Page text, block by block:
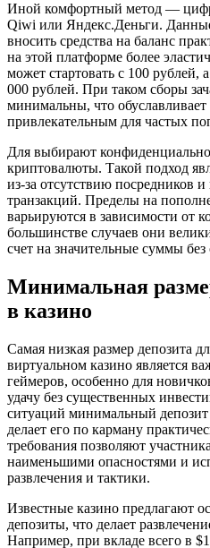
Иной комфортный метод —
Qiwi или Яндекс.Деньги.
вносить средства на баланс
на этой платформе более
может стартовать с 100 рублей,
000 рублей. При таком сборы
минимальны, что обуславливает
привлекательным для частых
Для выбирают
криптовалюты. Такой подход
из-за отсутствию посредников
транзакций. Пределы на
варьируются в зависимости от
большинстве случаев они
счет на значительные суммы
Минимальная
в казино
Самая низкая размер депозита
виртуальном казино является
геймеров, особенно для
удачу без существенных
ситуаций минимальный депозит
делает его по карману
требования позволяют
наименьшими опасностями и
развлечения и тактики.
Известные казино предлагают
депозиты, что делает
Например, при вкладе всего в